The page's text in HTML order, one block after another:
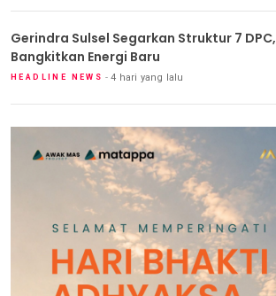
Gerindra Sulsel Segarkan Struktur 7 DPC,
Bangkitkan Energi Baru
HEADLINE NEWS 4 hari yang lalu